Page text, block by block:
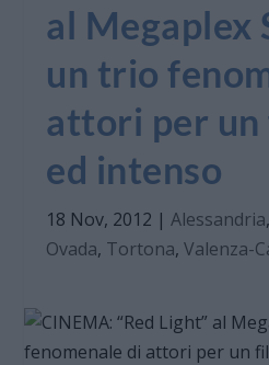
al Megaplex
un trio
attori per
ed intenso
18 Nov, 2012 |Alessandria,
Ovada, Tortona,Valenza-